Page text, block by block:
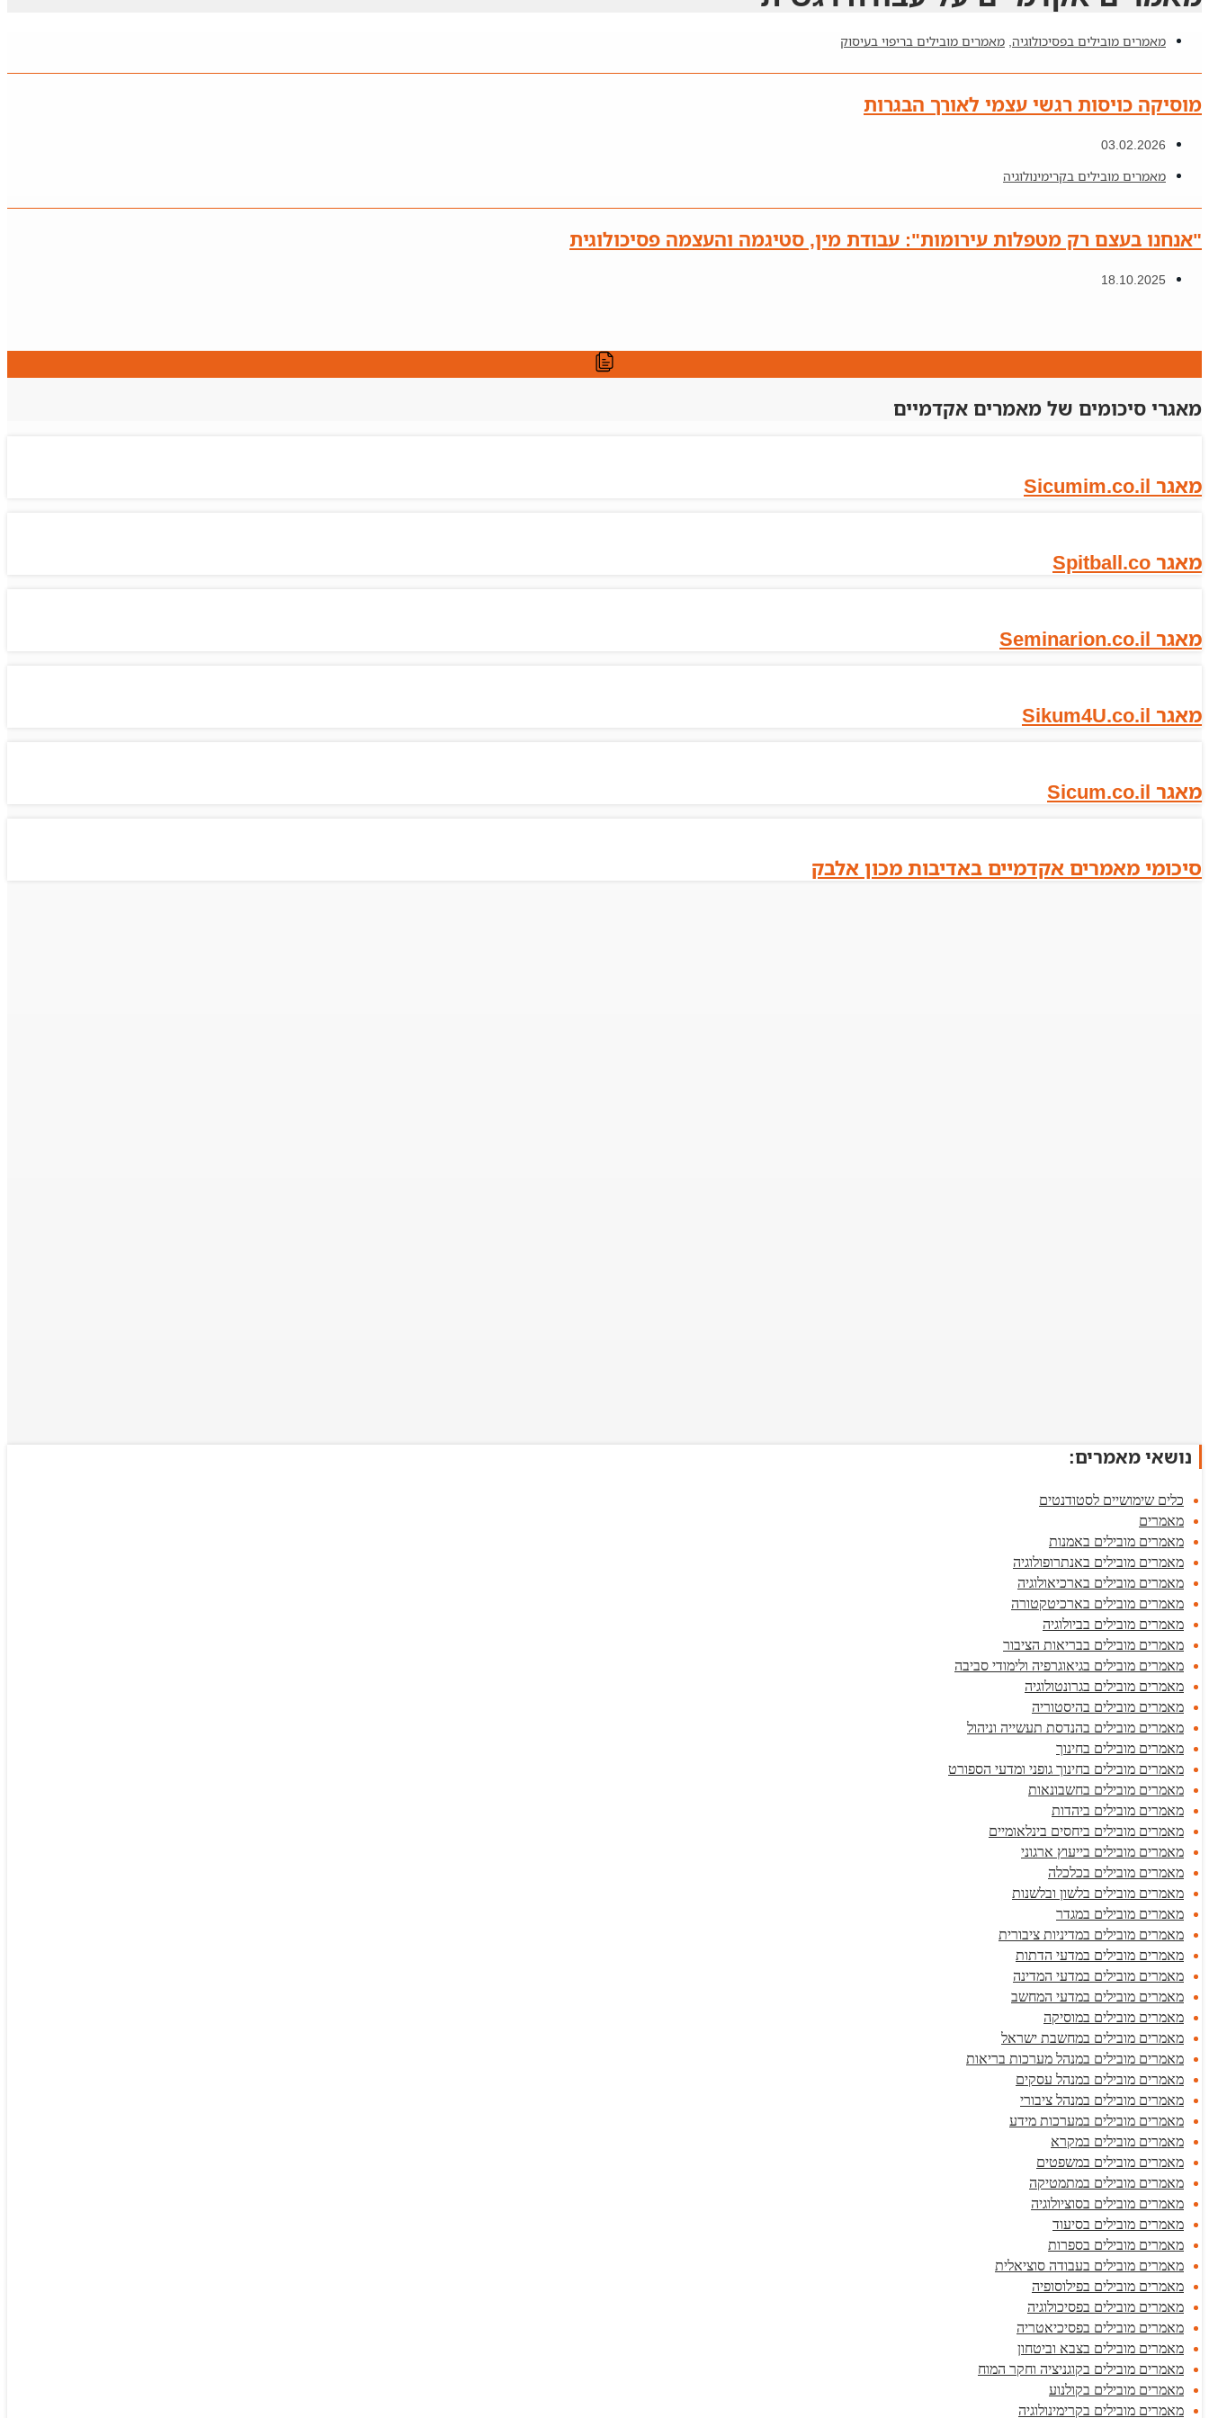
מאמרים מובילים בפסיכולוגיה, מאמרים מובילים בריפוי בעיסוק
מוסיקה כויסות רגשי עצמי לאורך הבגרות
03.02.2026
מאמרים מובילים בקרימינולוגיה
"אנחנו בעצם רק מטפלות עירומות": עבודת מין, סטיגמה והעצמה פסיכולוגית
18.10.2025
מאגרי סיכומים של מאמרים אקדמיים
מאגר Sicumim.co.il
מאגר Spitball.co
מאגר Seminarion.co.il
מאגר Sikum4U.co.il
מאגר Sicum.co.il
סיכומי מאמרים אקדמיים באדיבות מכון אלבק
נושאי מאמרים:
כלים שימושיים לסטודנטים
מאמרים
מאמרים מובילים באמנות
מאמרים מובילים באנתרופולוגיה
מאמרים מובילים בארכיאולוגיה
מאמרים מובילים בארכיטקטורה
מאמרים מובילים בביולוגיה
מאמרים מובילים בבריאות הציבור
מאמרים מובילים בגיאוגרפיה ולימודי סביבה
מאמרים מובילים בגרונטולוגיה
מאמרים מובילים בהיסטוריה
מאמרים מובילים בהנדסת תעשייה וניהול
מאמרים מובילים בחינוך
מאמרים מובילים בחינוך גופני ומדעי הספורט
מאמרים מובילים בחשבונאות
מאמרים מובילים ביהדות
מאמרים מובילים ביחסים בינלאומיים
מאמרים מובילים בייעוץ ארגוני
מאמרים מובילים בכלכלה
מאמרים מובילים בלשון ובלשנות
מאמרים מובילים במגדר
מאמרים מובילים במדיניות ציבורית
מאמרים מובילים במדעי הדתות
מאמרים מובילים במדעי המדינה
מאמרים מובילים במדעי המחשב
מאמרים מובילים במוסיקה
מאמרים מובילים במחשבת ישראל
מאמרים מובילים במנהל מערכות בריאות
מאמרים מובילים במנהל עסקים
מאמרים מובילים במנהל ציבורי
מאמרים מובילים במערכות מידע
מאמרים מובילים במקרא
מאמרים מובילים במשפטים
מאמרים מובילים במתמטיקה
מאמרים מובילים בסוציולוגיה
מאמרים מובילים בסיעוד
מאמרים מובילים בספרות
מאמרים מובילים בעבודה סוציאלית
מאמרים מובילים בפילוסופיה
מאמרים מובילים בפסיכולוגיה
מאמרים מובילים בפסיכיאטריה
מאמרים מובילים בצבא וביטחון
מאמרים מובילים בקוגניציה וחקר המוח
מאמרים מובילים בקולנוע
מאמרים מובילים בקרימינולוגיה